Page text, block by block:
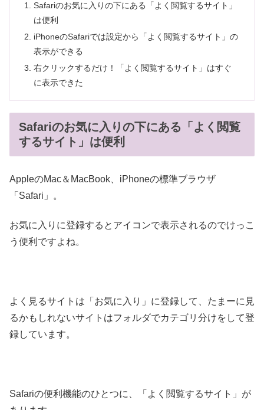
Safariのお気に入りの下にある「よく閲覧するサイト」
は便利
iPhoneのSafariでは設定から「よく閲覧するサイト」の
表示ができる
右クリックするだけ！「よく閲覧するサイト」はすぐ
に表示できた
Safariのお気に入りの下にある「よく閲覧
するサイト」は便利
AppleのMac＆MacBook、iPhoneの標準ブラウザ
「Safari」。
お気に入りに登録するとアイコンで表示されるのでけっこ
う便利ですよね。
よく見るサイトは「お気に入り」に登録して、たまーに見
るかもしれないサイトはフォルダでカテゴリ分けをして登
録しています。
Safariの便利機能のひとつに、「よく閲覧するサイト」が